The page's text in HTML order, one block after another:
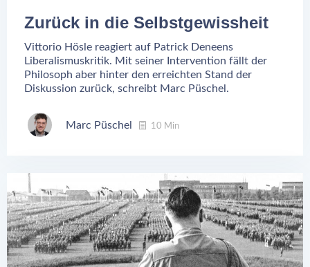
Zurück in die Selbstgewissheit
Vittorio Hösle reagiert auf Patrick Deneens
Liberalismuskritik. Mit seiner Intervention fällt der
Philosoph aber hinter den erreichten Stand der
Diskussion zurück, schreibt Marc Püschel.
Marc Püschel 10 Min